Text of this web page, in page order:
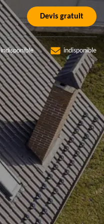
Devis gratuit
indisponible indisponible